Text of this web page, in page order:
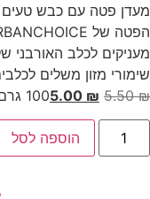
מעדן פטה עם כבש טעים
מעניקים לכלב האורבני
שימורי מזון משלים
5.50₪
5.00 ₪ 100 גרם
הוספה לסל